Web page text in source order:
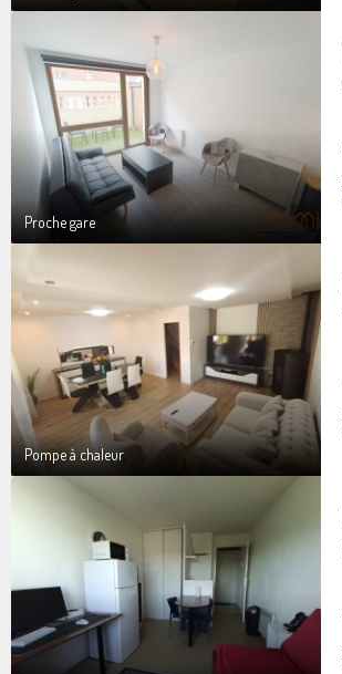
Proche gare
Pompe à chaleur